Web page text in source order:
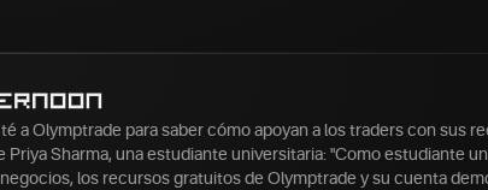
a Olymptrade para saber cómo apoyan a los traders con sus
Priya Sharma, una estudiante universitaria: "Como estudiante
los recursos gratuitos de Olymptrade y su cuenta